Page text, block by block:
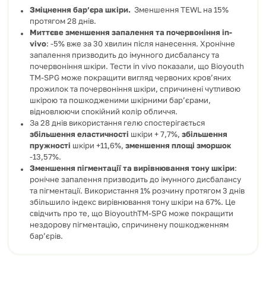
Зміцнення бар’єра шкіри. Зменшення TEWL на 15%
протягом 28 днів.
Миттєве зменшення запалення та почервоніння in-
vivo: -5% вже за 30 хвилин після нанесення. Хронічне
запалення призводить до імунного дисбалансу та
почервоніння шкіри. Тести in vivo показали, що Bioyouth
TM-SPG може покращити вигляд червоних кров’яних
прожилок та почервоніння шкіри, спричинені чутливою
шкірою та пошкодженими шкірними бар’єрами,
відновлюючи спокійний колір обличчя.
За 28 днів використання гелю спостерігається
збільшення еластичності шкіри + 7,7%, збільшення
пружності шкіри +11,6%, зменшення площі зморшок
-13,57%.
Зменшення пігментації та вирівнювання тону шкіри:
ронічне запалення призводить до імунного дисбалансу
та пігментації. Використання 1% розчину протягом 3 днів
збільшило індекс вирівнювання тону шкіри на 67%. Це
свідчить про те, що BioyouthTM-SPG може покращити
нездорову пігментацію, спричинену пошкодженням
бар’єрів.